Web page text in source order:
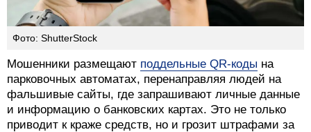
Фото: ShutterStock
Мошенники размещают поддельные QR-коды на
парковочных автоматах, перенаправляя людей на
фальшивые сайты, где запрашивают личные данные
и информацию о банковских картах. Это не только
приводит к краже средств, но и грозит штрафами за